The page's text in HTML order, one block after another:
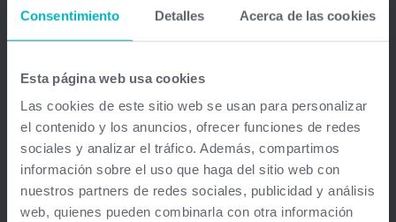
Consentimiento Detalles Acerca de las cookies
Esta página web usa cookies
Las cookies de este sitio web se usan para personalizar
el contenido y los anuncios, ofrecer funciones de redes
sociales y analizar el tráfico. Además, compartimos
información sobre el uso que haga del sitio web con
nuestros partners de redes sociales, publicidad y análisis
web, quienes pueden combinarla con otra información
Barcelona - Madrid - Sevilla - Guipuzkoa - Vizcaya - Valencia -
info@ofimedic.com
Soluciones